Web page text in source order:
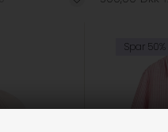
Spar 50%